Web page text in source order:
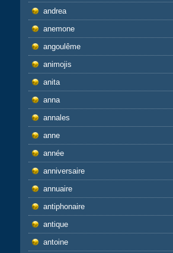
andrea
anemone
angoulême
animojis
anita
anna
annales
anne
année
anniversaire
annuaire
antiphonaire
antique
antoine